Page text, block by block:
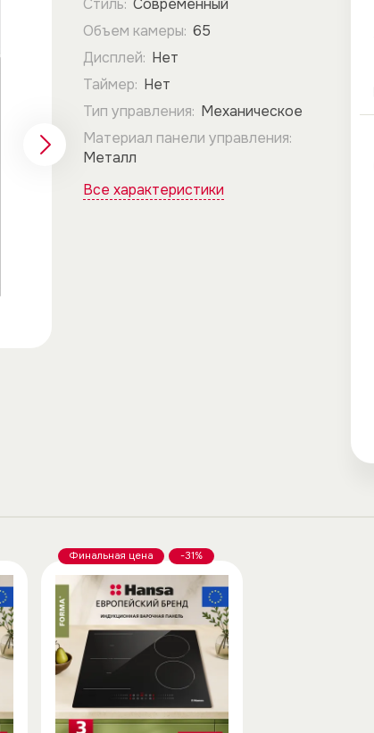
Стиль: Современный
Объем камеры: 65
Дисплей: Нет
Таймер: Нет
Тип управления: Механическое
Материал панели управления:
Металл
Все характеристики
Финальная цена -31%